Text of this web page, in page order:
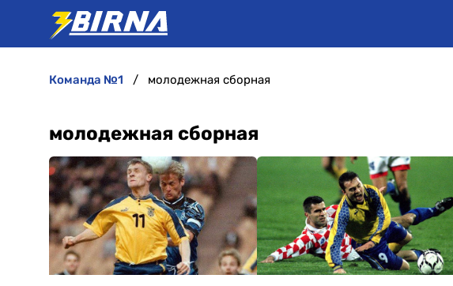
команда №1 молодежная сборная
молодежная сборная